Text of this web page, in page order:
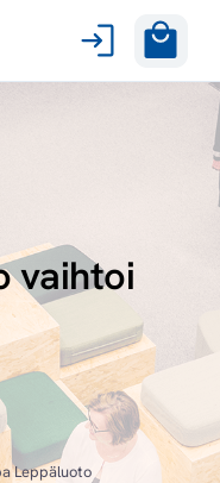
vaihtoi
Leppäluoto